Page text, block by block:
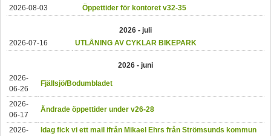
2026-08-03
Öppettider för kontoret v32-35
2026 - juli
2026-07-16
UTLÅNING AV CYKLAR BIKEPARK
2026 - juni
2026-
06-26
Fjällsjö/Bodumbladet
2026-
06-17
Ändrade öppettider under v26-28
2026-
Idag fick vi ett mail ifrån Mikael Ehrs från Strömsunds kommun